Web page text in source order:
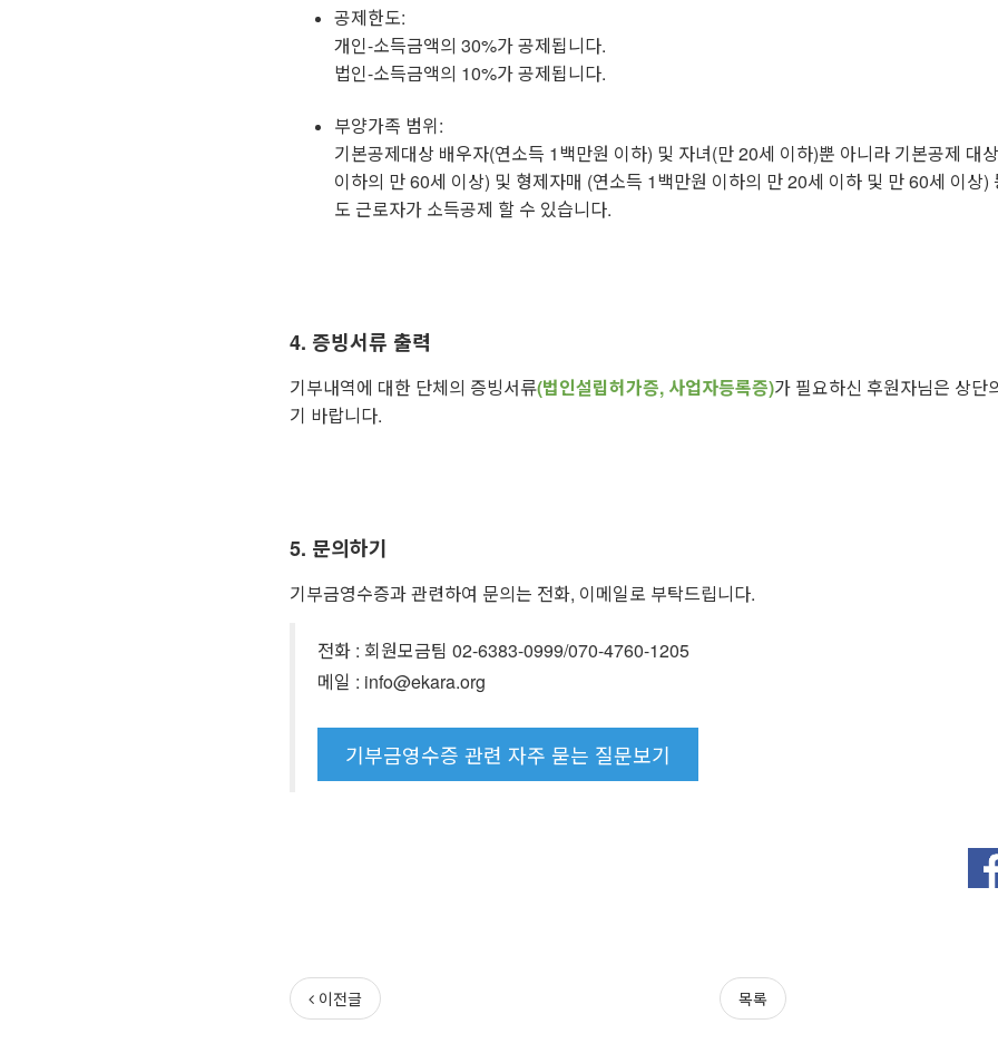
공제한도:
개인-소득금액의 30%가 공제됩니다.
법인-소득금액의 10%가 공제됩니다.
부양가족 범위:
기본공제대상 배우자(연소득 1백만원 이하) 및 자녀(만 20세 이하)뿐 아니라 기본공제 대
이하의 만 60세 이상) 및 형제자매 (연소득 1백만원 이하의 만 20세 이하 및 만 60세 이상)
도 근로자가 소득공제 할 수 있습니다.
4. 증빙서류 출력
기부내역에 대한 단체의 증빙서류(법인설립허가증, 사업자등록증)가 필요하신 후원자님은 상단
기 바랍니다.
5. 문의하기
기부금영수증과 관련하여 문의는 전화, 이메일로 부탁드립니다.
전화 : 회원모금팀 02-6383-0999/070-4760-1205
메일 : info@ekara.org
기부금영수증 관련 자주 묻는 질문보기
이전글 목록